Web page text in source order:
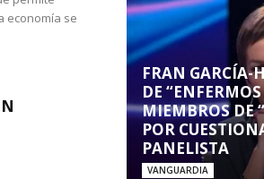
economía se
FRAN GARCÍA-
DE
MIEMBROS DE
POR
PANELISTA
VANGUARDIA